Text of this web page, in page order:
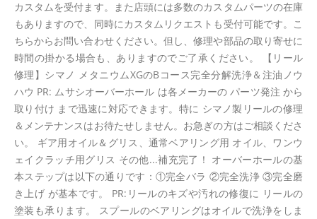
カスタムを受付ます。また店頭には多数のカスタムパーツの在庫
もありますので、同時にカスタムリクエストも受付可能です。こ
ちらからお問い合わせください。但し、修理や部品の取り寄せに
時間の掛かる場合も、ありますのでご了承ください。 【リール
修理】シマノ メタニウムXGのBコース完全分解洗浄＆注油ノウ
ハウ PR: ムサシオーバーホール は各メーカーの パーツ発注 から
取り付け まで迅速に対応できます。特に シマノ製リールの修理
＆メンテナンスはお待たせしません。お急ぎの方はご相談くださ
い。 ギア用オイル＆グリス、通常ベアリング用 オイル、ワンウ
ェイクラッチ用グリス その他...補充完了！ オーバーホールの基
本ステップは以下の通りです：①完全バラ ②完全洗浄 ③完全磨
き上げ が基本です。 PR:リールのキズや汚れの修復に リールの
塗装も承ります。 スプールのベアリングはオイルで洗浄をしま